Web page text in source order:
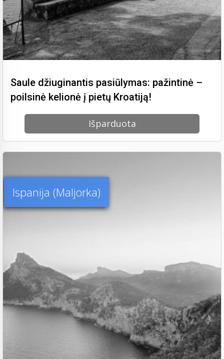
Saule džiuginantis pasiūlymas: pažintinė –
poilsinė kelionė į pietų Kroatiją!
Išparduota
Ispanija (Maljorka)